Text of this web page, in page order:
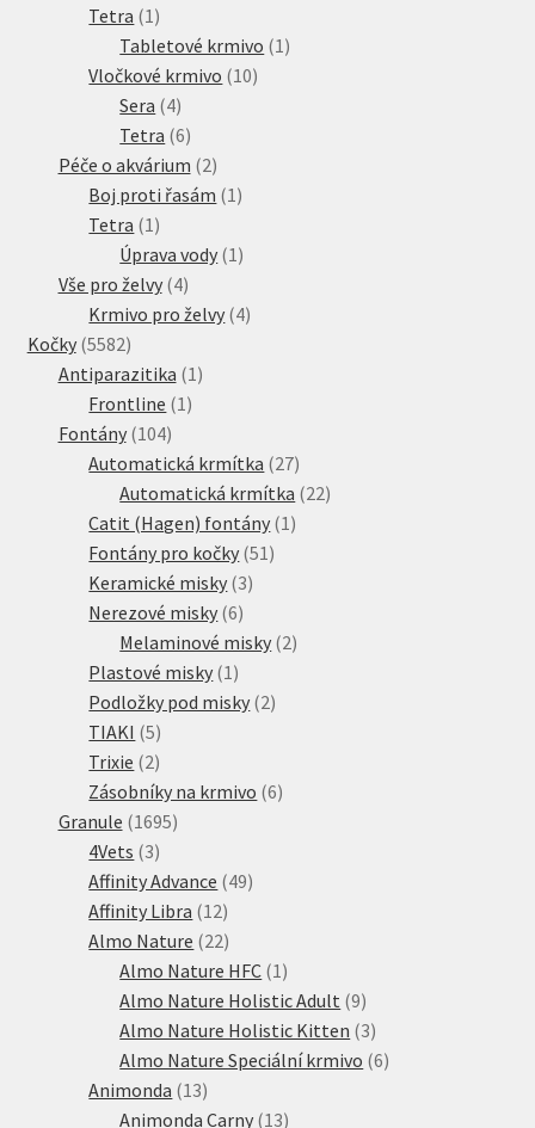
Tetra 1 1
produkt
Tabletové krmivo 1 1
Vločkové krmivo 1010
Sera 44
produkty
Tetra 66
produktů
Péče o akvárium 22
produkty
Boj proti řasám 1 1
Tetra 1 1
produkt
Úprava vody 1 1
Vše pro želvy 44
produkty
Krmivo pro želvy 44
Kočky 55825582
produktů
Antiparazitika 1 1
Frontline 1 1
Fontány 104104
produktů
Automatická krmítka 2727
produktů
Automatická krmítka 2222
Catit (Hagen) fontány 1 1
Fontány pro kočky 51 51
Keramické misky 33
Nerezové misky 66
produktů
Melaminové misky 22
Plastové misky 1 1
produkt
Podložky pod misky 22
TIAKI 55
produktů
Trixie 22
produkty
Zásobníky na krmivo 66
Granule 16951695
4Vets 33
produkty
Affinity Advance 4949
Affinity Libra 1212
produktů
Almo Nature 2222
produktů
Almo Nature HFC 1 1
produkt
Almo Nature Holistic Adult 99
produktů
Almo Nature Holistic Kitten 33
produkty
Almo Nature Speciální krmivo 66
Animonda 1313
produktů
Animonda Carny 1313